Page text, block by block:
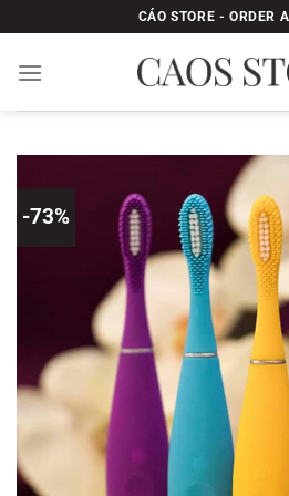
qua
nội
CÁO STORE - ORDER
-73%